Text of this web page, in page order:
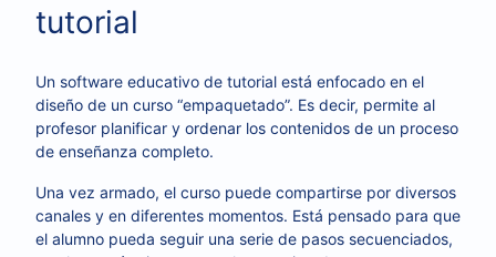
tutorial
Un software educativo de tutorial está enfocado en el
diseño de un curso “empaquetado”. Es decir, permite al
profesor planificar y ordenar los contenidos de un proceso
de enseñanza completo.
Una vez armado, el curso puede compartirse por diversos
canales y en diferentes momentos. Está pensado para que
el alumno pueda seguir una serie de pasos secuenciados,